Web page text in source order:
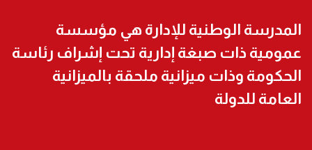
المدرسة الوطنية للإدارة هي مؤسسة
عمومية ذات صبغة إدارية تحت إشراف رئاسة
الحكومة وذات ميزانية ملحقة بالميزانية
العامة للدولة